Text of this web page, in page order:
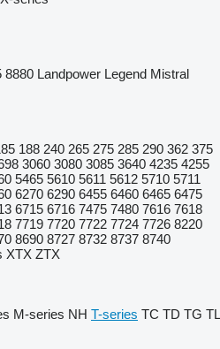
8880 Landpower Legend Mistral
188 240 265 275 285 290 362 375
3060 3080 3085 3640 4235 4255
5465 5610 5611 5612 5710 5711
6270 6290 6455 6460 6465 6475
6715 6716 7475 7480 7616 7618
7719 7720 7722 7724 7726 8220
8690 8727 8732 8737 8740
XTX ZTX
M-series NH T-series TC TD TG TL